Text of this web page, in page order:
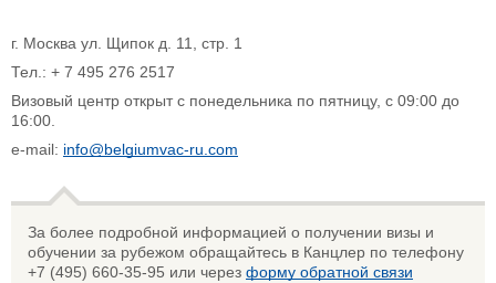
г. Москва ул. Щипок д. 11, стр. 1
Тел.: + 7 495 276 2517
Визовый центр открыт с понедельника по пятницу, с 09:00 до
16:00.
e-mail: info@belgiumvac-ru.com
За более подробной информацией о получении визы и
обучении за рубежом обращайтесь в Канцлер по телефону
+7 (495) 660-35-95 или через форму обратной связи